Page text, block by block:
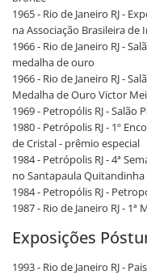
1965 - Rio de Janeiro RJ -
na Associação Brasileira
1966 - Rio de Janeiro RJ -
medalha de ouro
1966 - Rio de Janeiro RJ -
Medalha de Ouro Victor
1969 - Petropólis RJ -
1980 - Petrópolis RJ - 1º
de Cristal - prêmio especial
1984 - Petrópolis RJ - 4ª
no Santapaula Quitandinha
1984 - Petropólis RJ -
1987 - Rio de Janeiro RJ -
Exposições
1993 - Rio de Janeiro RJ -